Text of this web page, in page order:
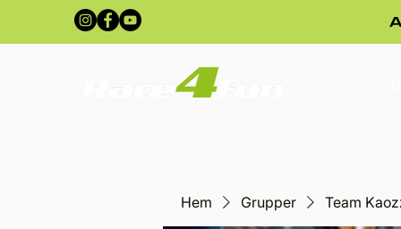
Hem Grupper Team